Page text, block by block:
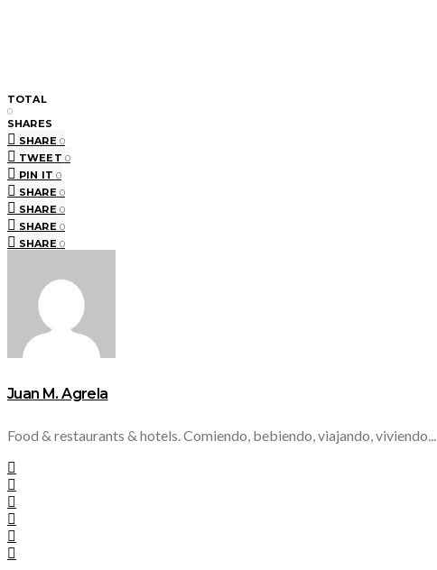
TOTAL
0
SHARES
SHARE 0
TWEET 0
PIN IT 0
SHARE 0
SHARE 0
SHARE 0
SHARE 0
Juan M. Agrela
Food & restaurants & hotels. Comiendo, bebiendo, viajando, viviendo...